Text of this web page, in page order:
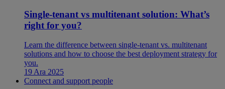
Single-tenant vs multitenant solution: What’s
right for you?
Learn the difference between single-tenant vs. multitenant
solutions and how to choose the best deployment strategy for
you.
19 Ara 2025
Connect and support people